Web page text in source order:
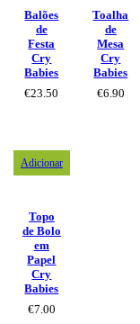
Balões
de
Festa
Cry
Babies
€23.50
Toalha
de
Mesa
Cry
Babies
€6.90
Adicionar
Topo
de Bolo
em
Papel
Cry
Babies
€7.00